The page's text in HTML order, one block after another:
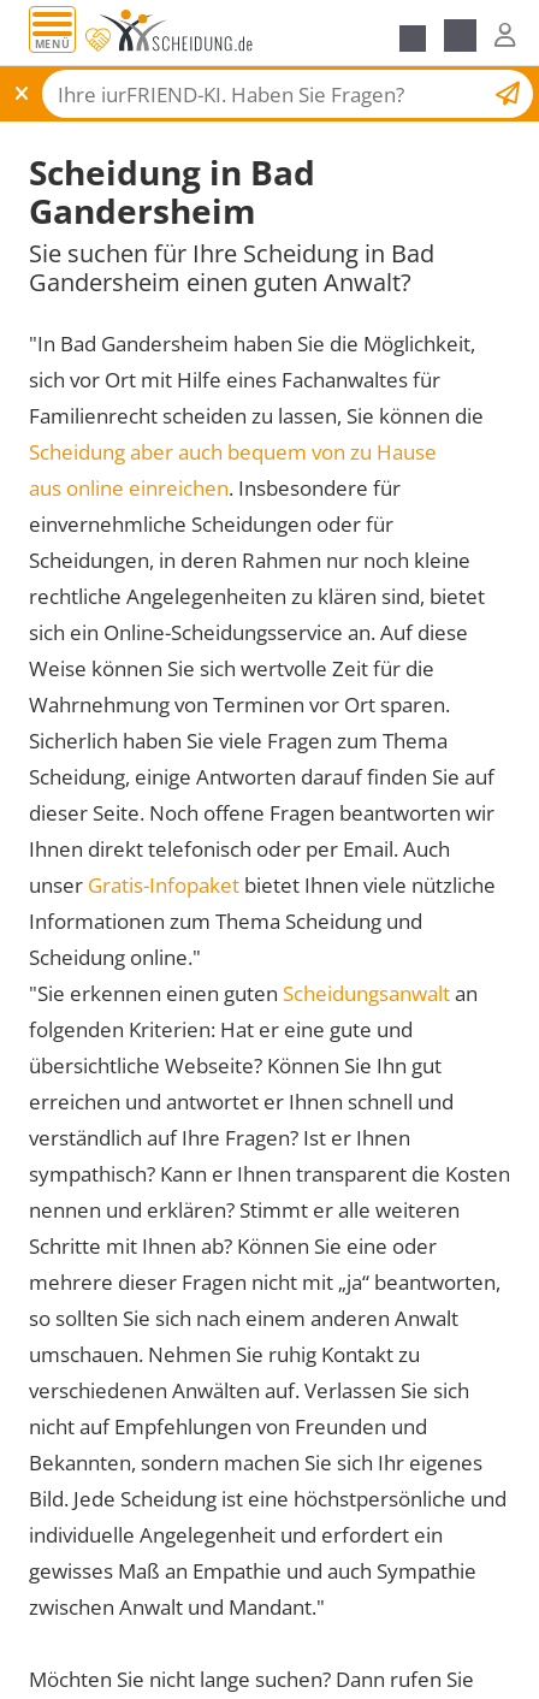
MENÜ
Scheidungsantrag
Scheidung in Bad
Gandersheim
Sie suchen für Ihre Scheidung in Bad
Gandersheim einen guten Anwalt?
"In Bad Gandersheim haben Sie die Möglichkeit,
sich vor Ort mit Hilfe eines Fachanwaltes für
Familienrecht scheiden zu lassen, Sie können die
Scheidung aber auch bequem von zu Hause
aus online einreichen. Insbesondere für
einvernehmliche Scheidungen oder für
Scheidungen, in deren Rahmen nur noch kleine
rechtliche Angelegenheiten zu klären sind, bietet
sich ein Online-Scheidungsservice an. Auf diese
Weise können Sie sich wertvolle Zeit für die
Wahrnehmung von Terminen vor Ort sparen.
Sicherlich haben Sie viele Fragen zum Thema
Scheidung, einige Antworten darauf finden Sie auf
dieser Seite. Noch offene Fragen beantworten wir
Ihnen direkt telefonisch oder per Email. Auch
unser Gratis-Infopaket bietet Ihnen viele nützliche
Informationen zum Thema Scheidung und
Scheidung online."
"Sie erkennen einen guten Scheidungsanwaltan
folgenden Kriterien: Hat er eine gute und
übersichtliche Webseite? Können Sie Ihn gut
erreichen und antwortet er Ihnen schnell und
verständlich auf Ihre Fragen? Ist er Ihnen
sympathisch? Kann er Ihnen transparent die Kosten
nennen und erklären? Stimmt er alle weiteren
Schritte mit Ihnen ab? Können Sie eine oder
mehrere dieser Fragen nicht mit „ja“ beantworten,
so sollten Sie sich nach einem anderen Anwalt
umschauen. Nehmen Sie ruhig Kontakt zu
verschiedenen Anwälten auf. Verlassen Sie sich
nicht auf Empfehlungen von Freunden und
Bekannten, sondern machen Sie sich Ihr eigenes
Bild. Jede Scheidung ist eine höchstpersönliche und
individuelle Angelegenheit und erfordert ein
gewisses Maß an Empathie und auch Sympathie
zwischen Anwalt und Mandant."
Möchten Sie nicht lange suchen? Dann rufen Sie